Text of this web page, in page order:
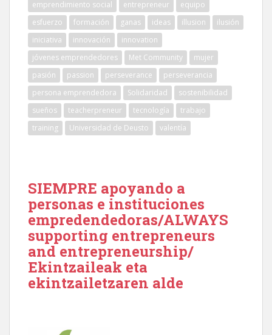
emprendimiento social
entrepreneur
equipo
esfuerzo
formación ganas ideas illusion
ilusión
iniciativa
innovación
innovation
jóvenes emprendedores
Met Community
mujer
pasión
passion perseverance
perseverancia
persona emprendedora
Solidaridad
sostenibilidad
sueños
teacherpreneur tecnología
trabajo
training
Universidad de Deusto valentía
SIEMPRE apoyando a
personas e instituciones
empredendedoras/ALWAYS
supporting entrepreneurs
and entrepreneurship/
Ekintzaileak eta
ekintzailetzaren alde